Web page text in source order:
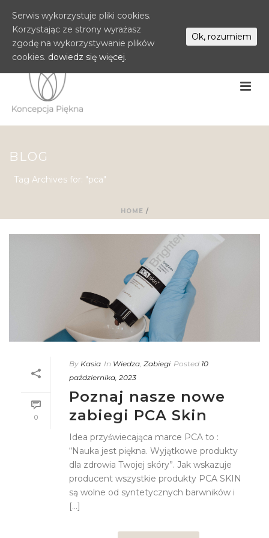
BLOG
Tag Archives for: "pca"
HOME /
0
By Kasia In Wiedza Zabiegi Posted 10
października, 2023
Poznaj nasze nowe
zabiegi PCA Skin
Idea przyświecająca marce PCA to :
“Nauka jest piękna. Wyjątkowe produkty
dla zdrowia Twojej skóry”. Jak wskazuje
producent wszystkie produkty PCA SKIN
są wolne od syntetycznych barwników i
[...]
Serwis wykorzystuje pliki cookies.
Korzystając ze strony wyrażasz
zgodę na wykorzystywanie plików
cookies. dowiedz się więcej.
Ok, rozumiem